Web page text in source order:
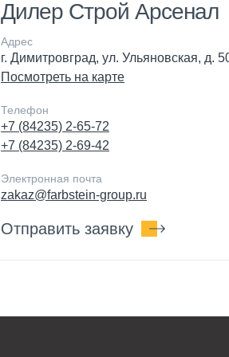
Дилер Строй Арсенал
Адрес
г. Димитровград, ул. Ульяновская, д.
Посмотреть на карте
Телефон
+7 (84235) 2-65-72
+7 (84235) 2-69-42
Электронная почта
zakaz@farbstein-group.ru
Отправить заявку